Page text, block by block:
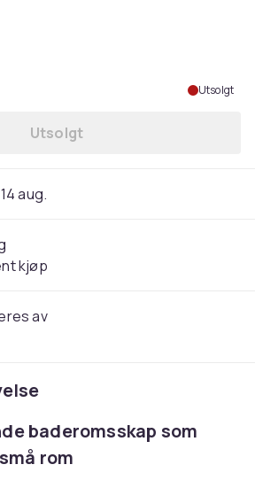
Utsolgt
Utsolgt
aug.
kjøp
av
baderomsskap som
rom